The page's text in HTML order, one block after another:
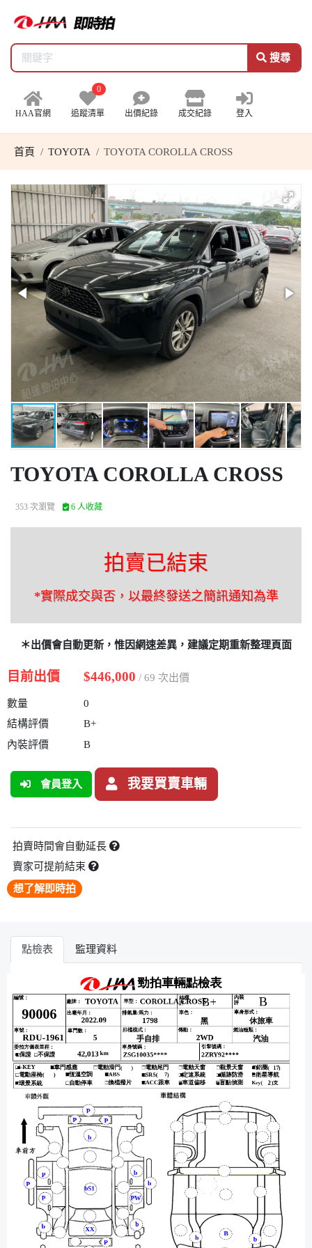
搜尋
HAA官網
0
追蹤清單 出價紀錄 成交紀錄 登入
首頁 TOYOTA TOYOTA COROLLA CROSS
TOYOTA COROLLA CROSS
353 次瀏覽 6 人收藏
拍賣已結束
*實際成交與否，以最終發送之簡訊通知為準
＊出價會自動更新，惟因網速差異，建議定期重新整理頁面
目前出價 $446,000 / 69 次出價
數量
0
結構評價
B+
內裝評價
B
會員登入 我要買賣車輛
拍賣時間會自動延長
賣家可提前結束
想了解即時拍
點檢表 監理資料